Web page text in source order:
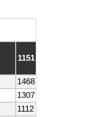
1151
1468
1307
1112